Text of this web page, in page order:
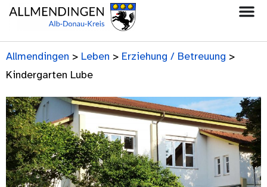
Allmendingen > Leben > Erziehung / Betreuung >
Kindergarten Lube